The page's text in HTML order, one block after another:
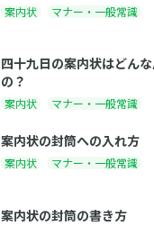
案内状 マナー・一般常識
四十九日の案内状はどん
の？
案内状 マナー・一般常識
案内状の封筒への入れ方
案内状 マナー・一般常識
案内状の封筒の書き方